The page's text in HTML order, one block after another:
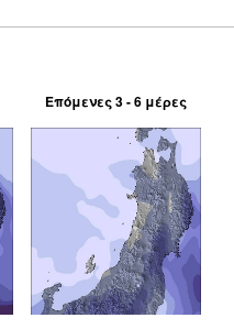
Επόμενες 3 - 6 μέρες